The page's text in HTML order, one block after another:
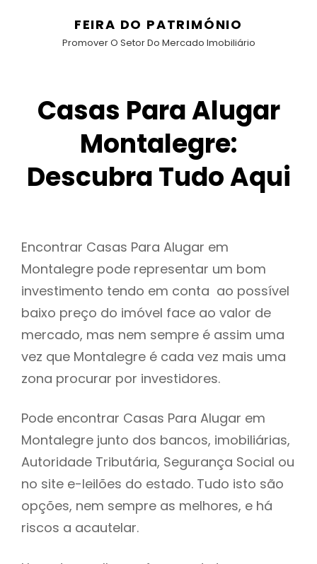
FEIRA DO PATRIMÓNIO
Promover O Setor Do Mercado Imobiliário
Casas Para Alugar
Montalegre:
Descubra Tudo Aqui
Encontrar Casas Para Alugar em
Montalegre pode representar um bom
investimento tendo em conta ao possível
baixo preço do imóvel face ao valor de
mercado, mas nem sempre é assim uma
vez que Montalegre é cada vez mais uma
zona procurar por investidores.
Pode encontrar Casas Para Alugar em
Montalegre junto dos bancos, imobiliárias,
Autoridade Tributária, Segurança Social ou
no site e-leilões do estado. Tudo isto são
opções, nem sempre as melhores, e há
riscos a acautelar.